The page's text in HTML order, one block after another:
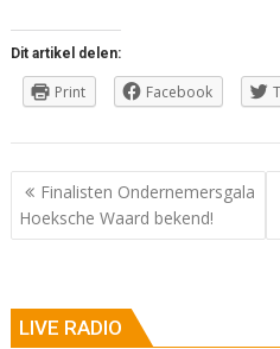
Dit artikel delen:
Print Facebook
Berichtnavigatie
Finalisten Ondernemersgala
Hoeksche Waard bekend!
LIVE RADIO